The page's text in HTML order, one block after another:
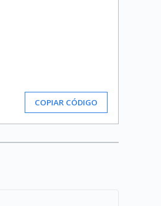
COPIAR CÓDIGO